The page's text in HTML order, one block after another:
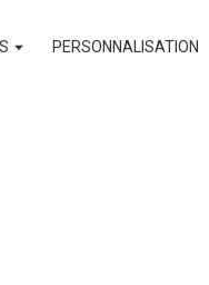
PERSONNALISATION